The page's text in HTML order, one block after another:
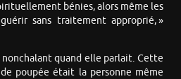
bénies, alors même les
sans traitement approprié, »
quand elle parlait. Cette
poupée était la personne même